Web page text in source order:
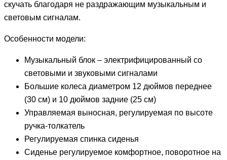
скучать благодаря не раздражающим музыкальным и
световым сигналам.
Особенности модели:
Музыкальный блок – электрифицированный со
световыми и звуковыми сигналами
Большие колеса диаметром 12 дюймов переднее
(30 см) и 10 дюймов задние (25 см)
Управляемая выносная, регулируемая по высоте
ручка-толкатель
Регулируемая спинка сиденья
Сиденье регулируемое комфортное, поворотное на